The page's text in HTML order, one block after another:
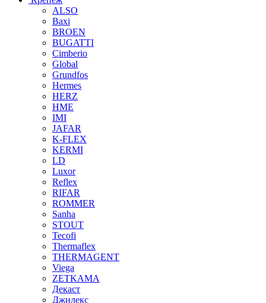
ALSO
Baxi
BROEN
BUGATTI
Cimberio
Global
Grundfos
Hermes
HERZ
HME
IMI
JAFAR
K-FLEX
KERMI
LD
Luxor
Reflex
RIFAR
ROMMER
Sanha
STOUT
Tecofi
Thermaflex
THERMAGENT
Viega
ZETKAMA
Декаст
Джилекс